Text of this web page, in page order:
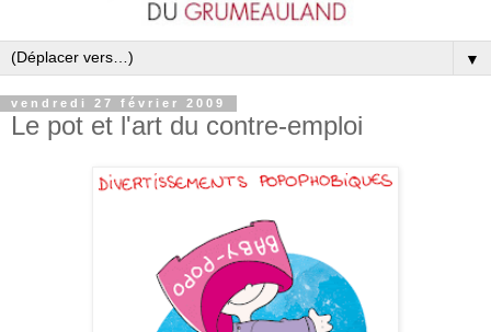
▼
vendredi 27 février 2009
Le pot et l'art du contre-emploi